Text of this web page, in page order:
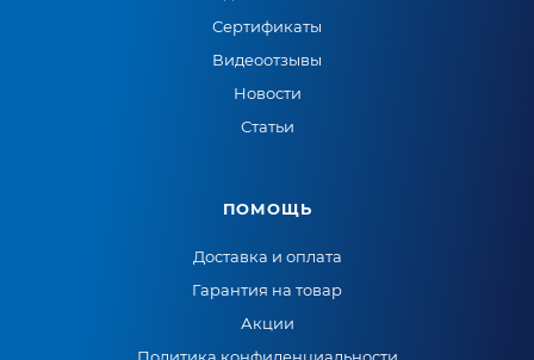
Сертификаты
Видеоотзывы
Новости
Статьи
ПОМОЩЬ
Доставка и оплата
Гарантия на товар
Акции